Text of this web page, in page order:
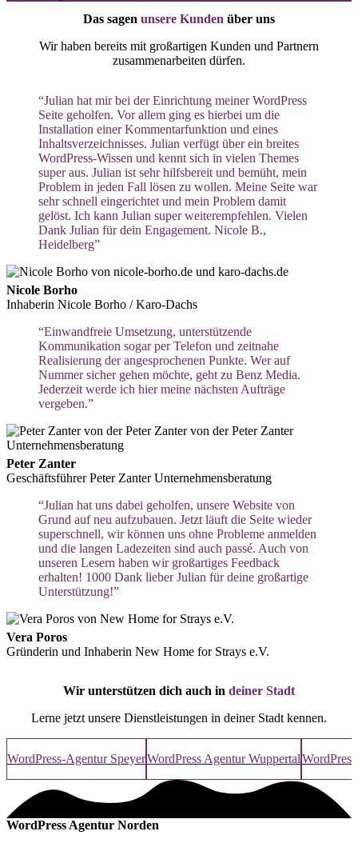
Das sagen unsere Kunden über uns
Wir haben bereits mit großartigen Kunden und Partnern
zusammenarbeiten dürfen.
“Julian hat mir bei der Einrichtung meiner WordPress
Seite geholfen. Vor allem ging es hierbei um die
Installation einer Kommentarfunktion und eines
Inhaltsverzeichnisses. Julian verfügt über ein breites
WordPress-Wissen und kennt sich in vielen Themes
super aus. Julian ist sehr hilfsbereit und bemüht, mein
Problem in jeden Fall lösen zu wollen. Meine Seite war
sehr schnell eingerichtet und mein Problem damit
gelöst. Ich kann Julian super weiterempfehlen. Vielen
Dank Julian für dein Engagement. Nicole B.,
Heidelberg”
Nicole Borho
Inhaberin Nicole Borho / Karo-Dachs
“Einwandfreie Umsetzung, unterstützende
Kommunikation sogar per Telefon und zeitnahe
Realisierung der angesprochenen Punkte. Wer auf
Nummer sicher gehen möchte, geht zu Benz Media.
Jederzeit werde ich hier meine nächsten Aufträge
vergeben.”
Peter Zanter
Geschäftsführer Peter Zanter Unternehmensberatung
“Julian hat uns dabei geholfen, unsere Website von
Grund auf neu aufzubauen. Jetzt läuft die Seite wieder
superschnell, wir können uns ohne Probleme anmelden
und die langen Ladezeiten sind auch passé. Auch von
unseren Lesern haben wir großartiges Feedback
erhalten! 1000 Dank lieber Julian für deine großartige
Unterstützung!”
Vera Poros
Gründerin und Inhaberin New Home for Strays e.V.
Wir unterstützen dich auch in deiner Stadt
Lerne jetzt unsere Dienstleistungen in deiner Stadt kennen.
WordPress-Agentur SpeyerWordPress Agentur Wuppertal
WordPress Agentur Norden